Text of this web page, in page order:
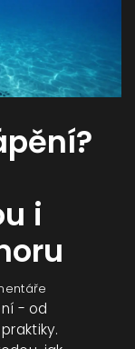
i
- od